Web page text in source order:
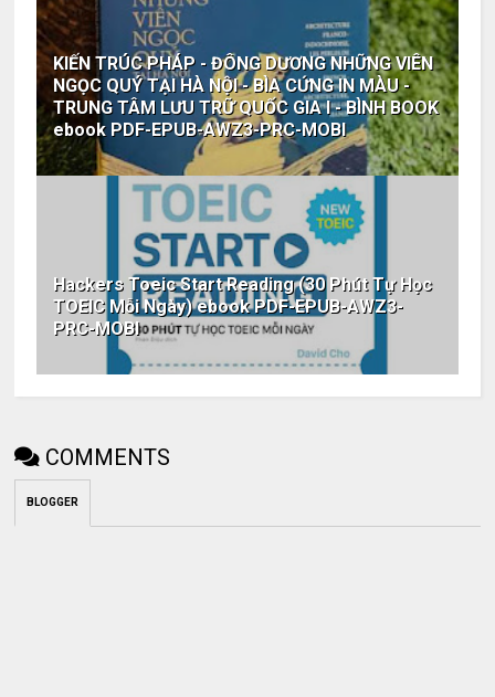
KIẾN TRÚC PHÁP - ĐÔNG DƯƠNG NHỮNG VIÊN
NGỌC QUÝ TẠI HÀ NỘI - BÌA CỨNG IN MÀU -
TRUNG TÂM LƯU TRỮ QUỐC GIA I - BÌNH BOOK
ebook PDF-EPUB-AWZ3-PRC-MOBI
Hackers Toeic Start Reading (30 Phút Tự Học
TOEIC Mỗi Ngày) ebook PDF-EPUB-AWZ3-
PRC-MOBI
COMMENTS
BLOGGER